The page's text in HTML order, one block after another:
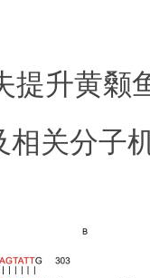
提升黄
相关分子